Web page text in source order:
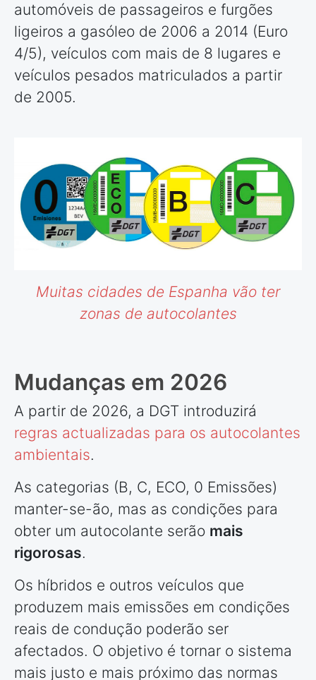
automóveis de passageiros e furgões
ligeiros a gasóleo de 2006 a 2014 (Euro
4/5), veículos com mais de 8 lugares e
veículos pesados matriculados a partir
de 2005.
Muitas cidades de Espanha vão ter
zonas de autocolantes
Mudanças em 2026
A partir de 2026, a DGT introduzirá
regras actualizadas para os autocolantes
ambientais.
As categorias (B, C, ECO, 0 Emissões)
manter-se-ão, mas as condições para
obter um autocolante serão mais
rigorosas.
Os híbridos e outros veículos que
produzem mais emissões em condições
reais de condução poderão ser
afectados. O objetivo é tornar o sistema
mais justo e mais próximo das normas